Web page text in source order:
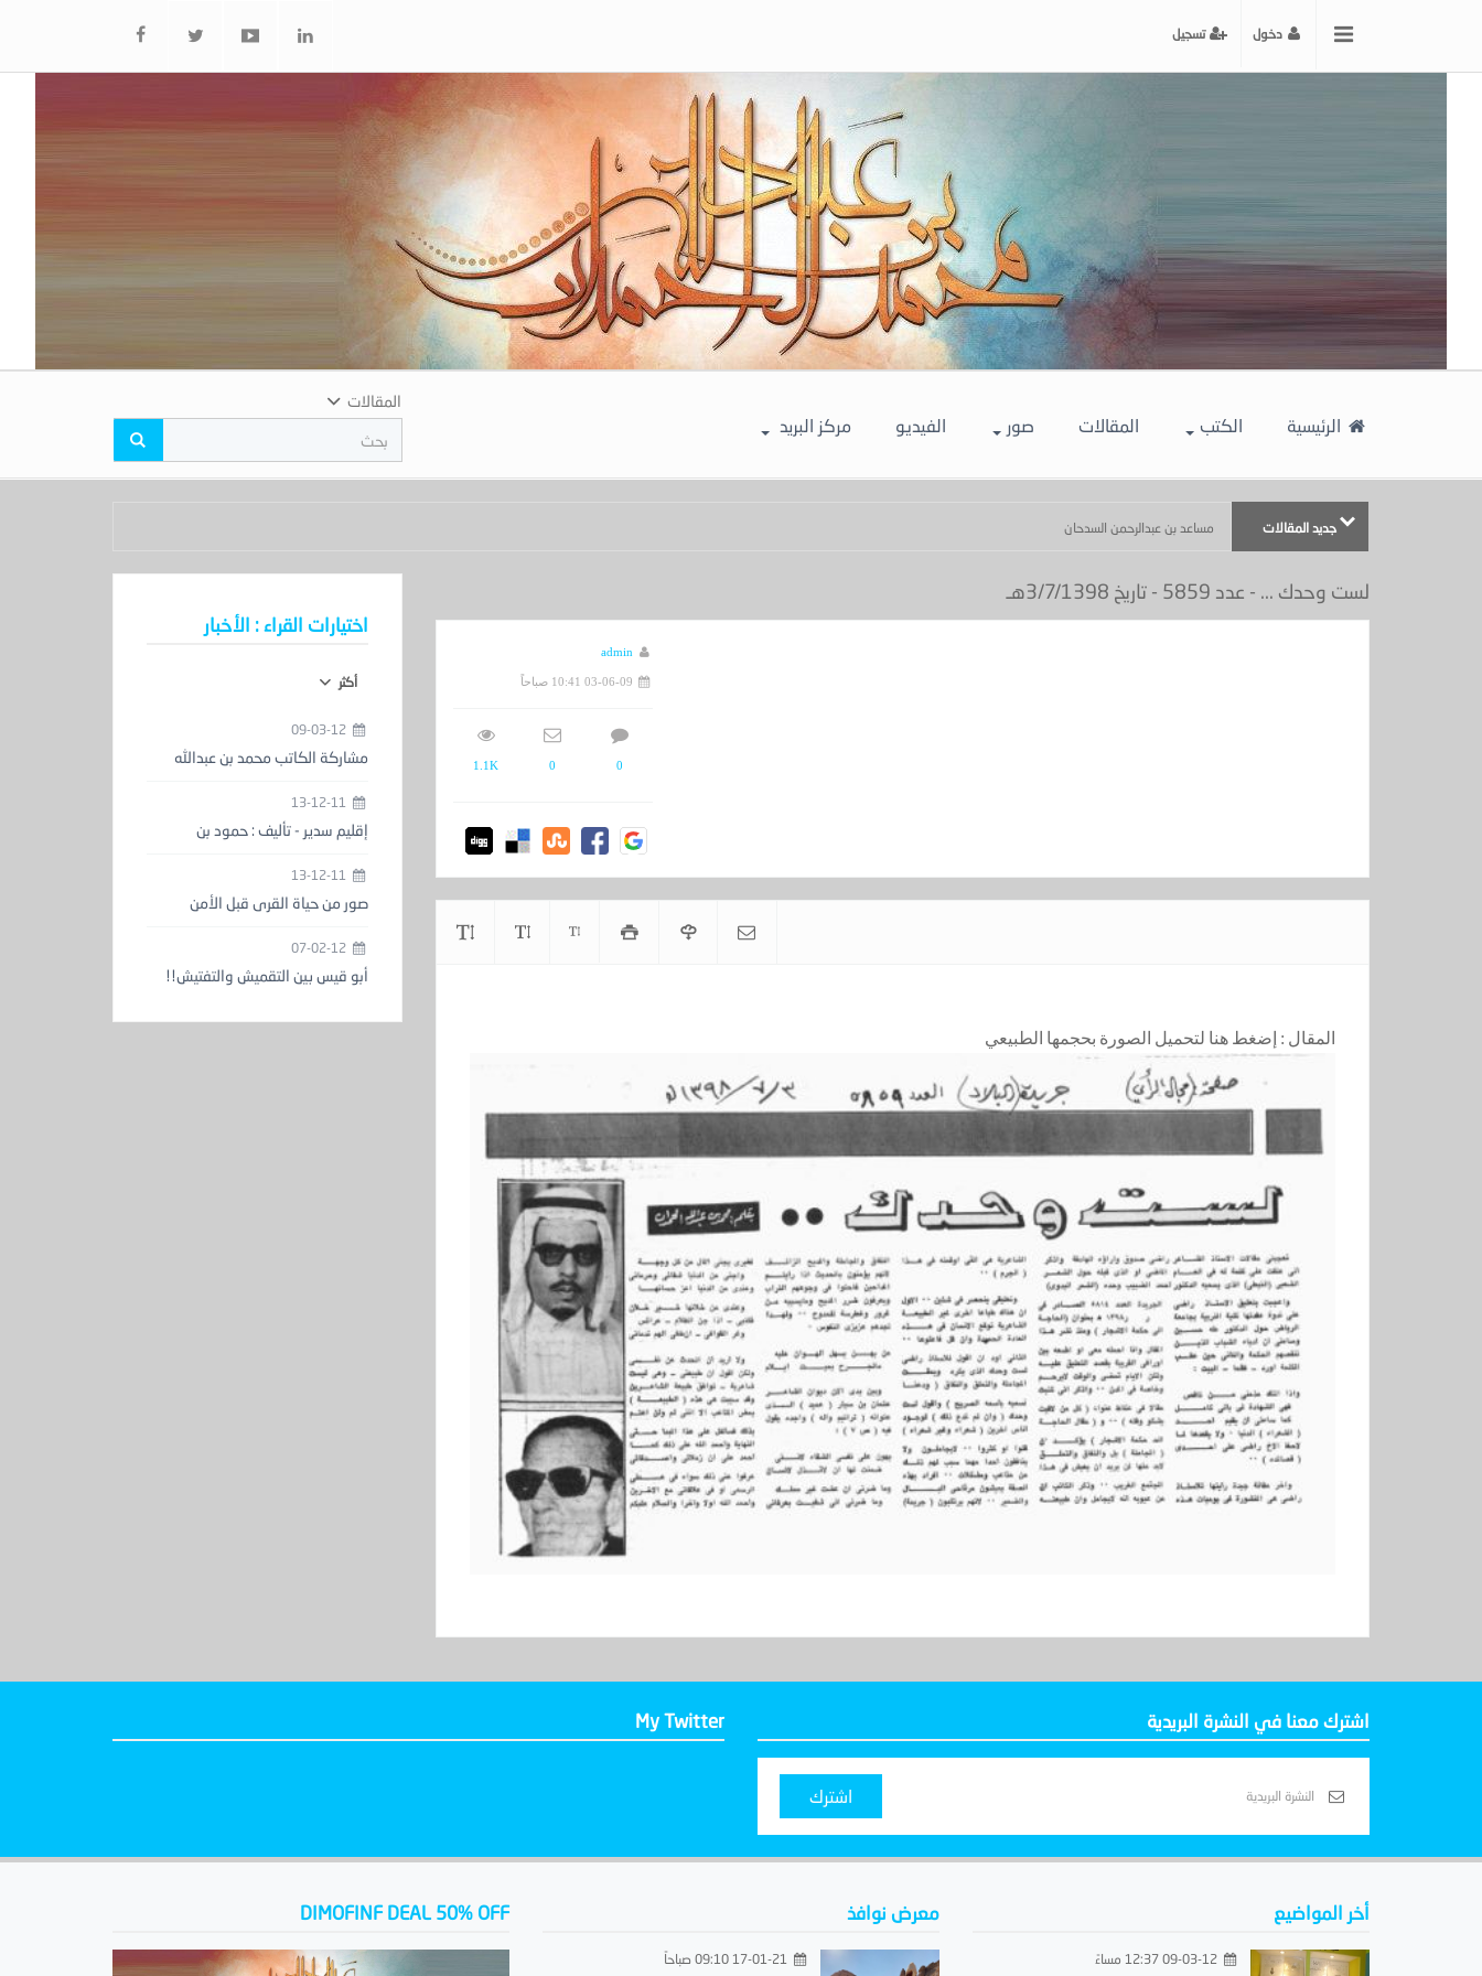
دخول تسجيل
الرئيسية الكتب المقالات صور الفيديو مركز البريد
المقالات
جديد المقالات مساعد بن عبدالرحمن السدحان
لست وحدك ... - عدد 5859 - تاريخ 3/7/1398هـ
admin
03-06-09 10:41 صباحاً
0
0
1.1K
المقال : إضغط هنا لتحميل الصورة بحجمها الطبيعي
اختيارات القراء : الأخبار
أكثر
09-03-12
مشاركة الكاتب محمد بن عبدالله
إقليم سدير - تأليف : حمود بن
صور من حياة القرى قبل الأمن
07-02-12
أبو قيس بين التقميش والتفتيش!!
اشترك معنا في النشرة البريدية
اشترك
My Twitter
أخر المواضيع معرض نوافذ DIMOFINF DEAL 50% OFF